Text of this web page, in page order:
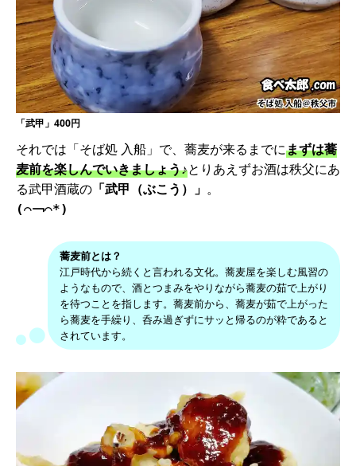
「武甲」400円
それでは「そば処 入船」で、蕎麦が来るまでにまずは蕎
麦前を楽しんでいきましょう♪とりあえずお酒は秩父にあ
る武甲酒蔵の 「武甲（ぶこう）」 。
(⌒￢⌒*)
蕎麦前とは？
江戸時代から続くと言われる文化。蕎麦屋を楽しむ風習の
ようなもので、酒とつまみをやりながら蕎麦の茹で上がり
を待つことを指します。蕎麦前から、蕎麦が茹で上がった
ら蕎麦を手繰り、呑み過ぎずにサッと帰るのが粋であると
されています。